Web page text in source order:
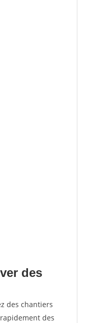
des
des chantiers
des